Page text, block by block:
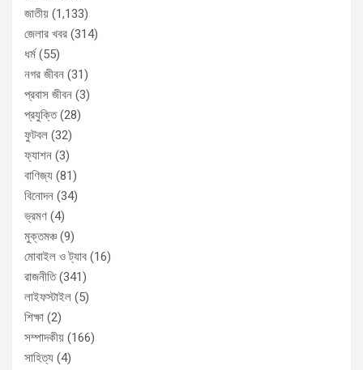
জাতীয় (1,133)
জেলার খবর (314)
ধর্ম(55)
নগর জীবন (31)
প্রবাস জীবন (3)
প্রযুক্তি(28)
ফুটবল (32)
ফ্যাশন (3)
বাণিজ্য (81)
বিনোদন (34)
ভ্রমণ (4)
মুক্তমঞ্চ(9)
মোবাইল ও ট্যাব (16)
রাজনীতি(341)
লাইফস্টাইল (5)
শিক্ষা (2)
সম্পাদকীয় (166)
সাহিত্য (4)